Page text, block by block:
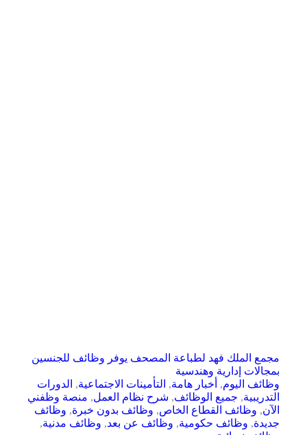
مجمع الملك فهد لطباعة المصحف يوفر وظائف للجنسين
بمجالات إدارية وهندسية
وظائف اليوم, أخبار هامة, التأمينات الاجتماعية, الدورات
التدريبية, جميع الوظائف, شرح نظام العمل, منصة وظفني
الآن, وظائف القطاع الخاص, وظائف بدون خبرة, وظائف
جديدة, وظائف حكومية, وظائف عن بعد, وظائف مدنية,